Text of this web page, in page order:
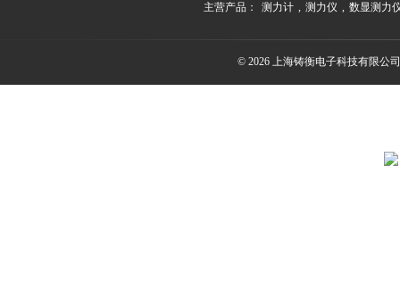
主营产品： 测力计 , 测力仪 , 数显测力
© 2026 上海铸衡电子科技有限公